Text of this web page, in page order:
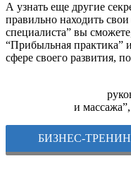
А узнать еще другие
правильно находить
специалиста” вы
“Прибыльная практика”
сфере своего развития,
и
БИЗНЕС-